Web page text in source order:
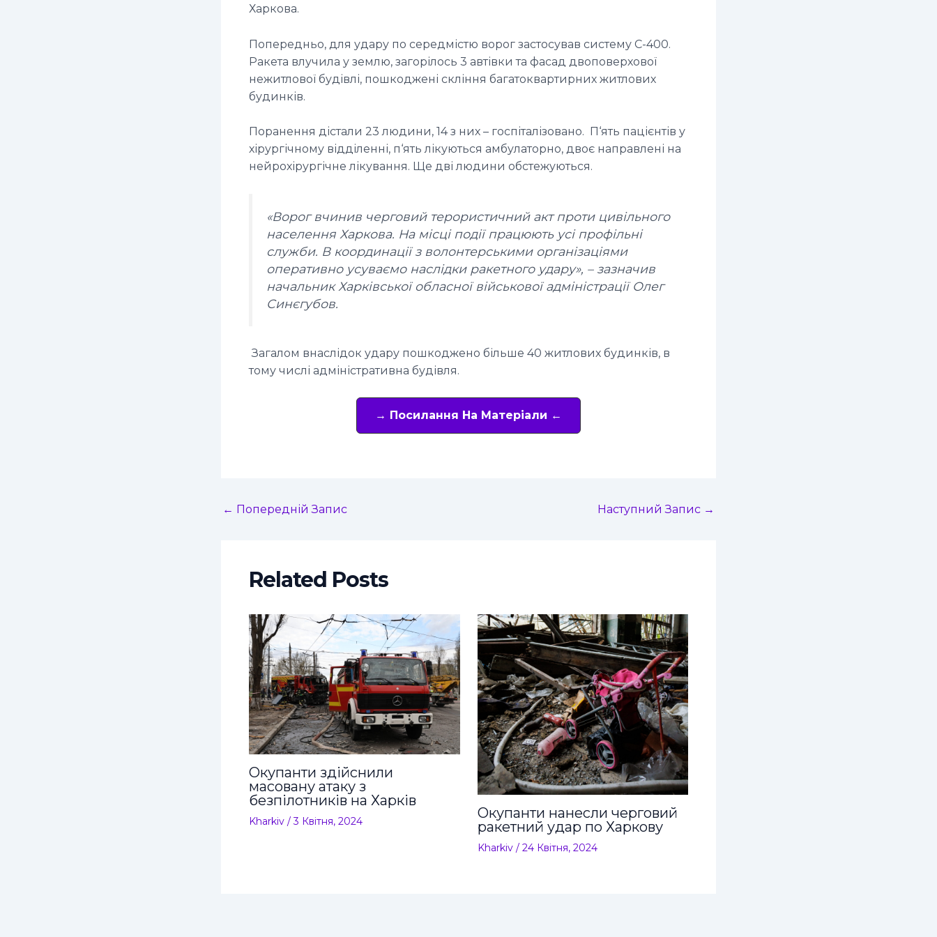
Харкова.
Попередньо, для удару по середмістю ворог застосував систему С-400.
Ракета влучила у землю, загорілось 3 автівки та фасад двоповерхової
нежитлової будівлі, пошкоджені скління багатоквартирних житлових
будинків.
Поранення дістали 23 людини, 14 з них – госпіталізовано. П‘ять пацієнтів у
хірургічному відділенні, п‘ять лікуються амбулаторно, двоє направлені на
нейрохірургічне лікування. Ще дві людини обстежуються.
«Ворог вчинив черговий терористичний акт проти цивільного
населення Харкова. На місці події працюють усі профільні
служби. В координації з волонтерськими організаціями
оперативно усуваємо наслідки ракетного удару», – зазначив
начальник Харківської обласної військової адміністрації Олег
Синєгубов.
Загалом внаслідок удару пошкоджено більше 40 житлових будинків, в
тому числі адміністративна будівля.
→ Посилання На Матеріали ←
← Попередній Запис Наступний Запис →
Related Posts
Окупанти здійснили
масовану атаку з
безпілотників на Харків
Kharkiv /3 Квітня, 2024
Окупанти нанесли черговий
ракетний удар по Харкову
Kharkiv/ 24 Квітня, 2024